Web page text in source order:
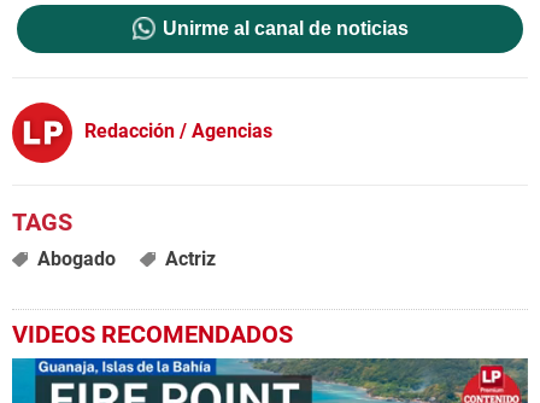
Unirme al canal de noticias
Redacción / Agencias
Abogado Actriz
VIDEOS RECOMENDADOS